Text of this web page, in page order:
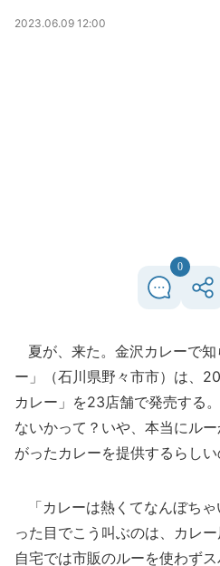
2023.06.09 12:00
0
夏が、来た。金沢カレーで
ー」（石川県野々市市）は、
カレー」を23店舗で発売する
ないかって？いや、本当にル
がったカレーを提供するらしい
「カレーは熱くてなんぼち
った目でこう叫ぶのは、カレ
自宅では市販のルーを使わず